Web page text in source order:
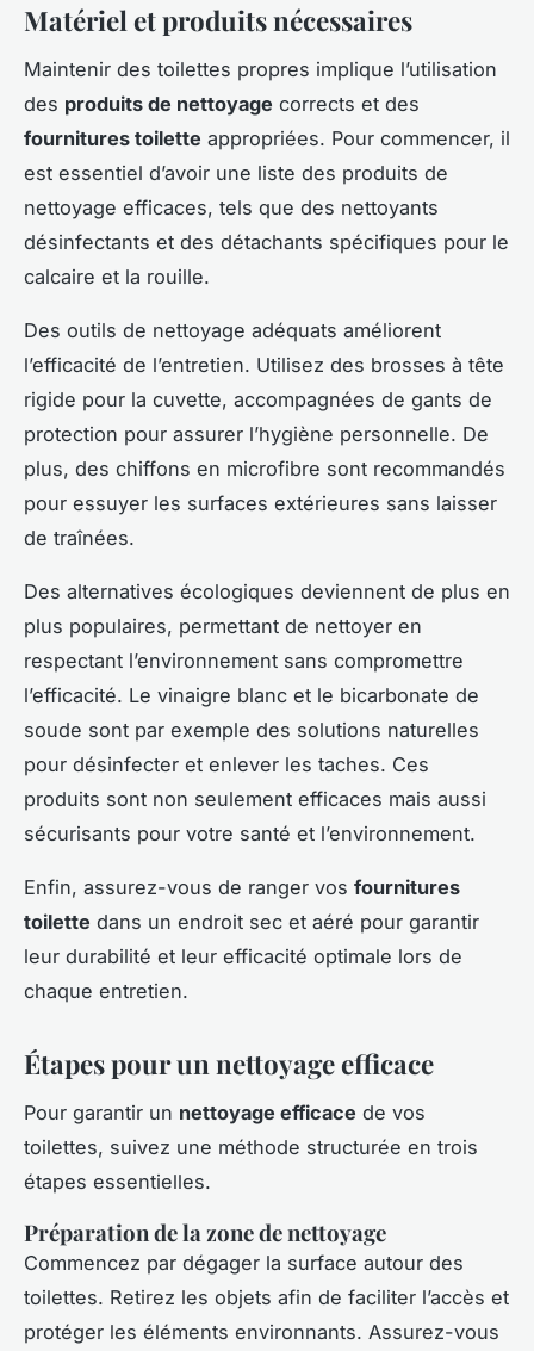
Matériel et produits nécessaires
Maintenir des toilettes propres implique l’utilisation
des produits de nettoyage corrects et des
fournitures toilette appropriées. Pour commencer, il
est essentiel d’avoir une liste des produits de
nettoyage efficaces, tels que des nettoyants
désinfectants et des détachants spécifiques pour le
calcaire et la rouille.
Des outils de nettoyage adéquats améliorent
l’efficacité de l’entretien. Utilisez des brosses à tête
rigide pour la cuvette, accompagnées de gants de
protection pour assurer l’hygiène personnelle. De
plus, des chiffons en microfibre sont recommandés
pour essuyer les surfaces extérieures sans laisser
de traînées.
Des alternatives écologiques deviennent de plus en
plus populaires, permettant de nettoyer en
respectant l’environnement sans compromettre
l’efficacité. Le vinaigre blanc et le bicarbonate de
soude sont par exemple des solutions naturelles
pour désinfecter et enlever les taches. Ces
produits sont non seulement efficaces mais aussi
sécurisants pour votre santé et l’environnement.
Enfin, assurez-vous de ranger vos fournitures
toilette dans un endroit sec et aéré pour garantir
leur durabilité et leur efficacité optimale lors de
chaque entretien.
Étapes pour un nettoyage efficace
Pour garantir un nettoyage efficace de vos
toilettes, suivez une méthode structurée en trois
étapes essentielles.
Préparation de la zone de nettoyage
Commencez par dégager la surface autour des
toilettes. Retirez les objets afin de faciliter l’accès et
protéger les éléments environnants. Assurez-vous